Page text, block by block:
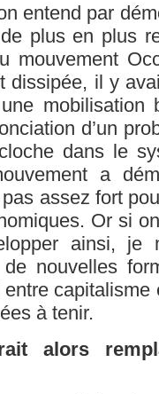
entend par
plus en plus
mouvement
dissipée, il y
une
d’un
dans le
a
assez fort
Or si
ainsi, je
de nouvelles
capitalisme
à tenir.
alors